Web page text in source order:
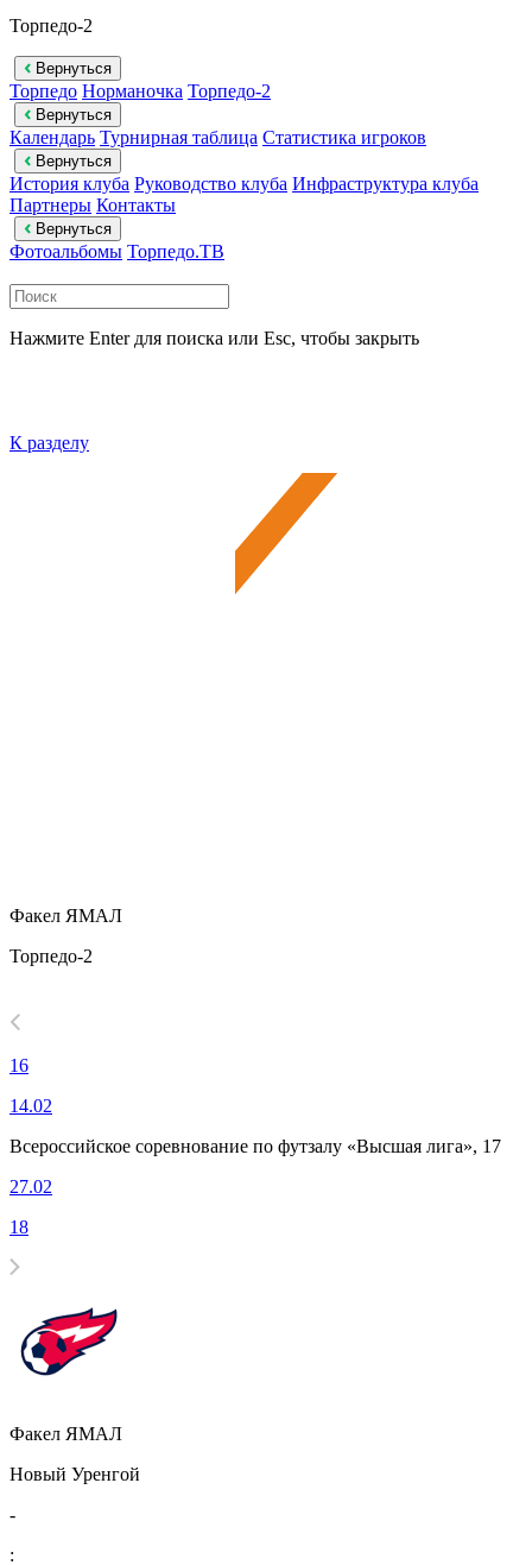
Торпедо-2
Вернуться
Торпедо Норманочка Торпедо-2
Вернуться
Календарь Турнирная таблица Статистика игроков
Вернуться
История клуба Руководство клуба Инфраструктура клуба
Партнеры Контакты
Вернуться
Фотоальбомы Торпедо.ТВ
Нажмите Enter для поиска или Esc, чтобы закрыть
К разделу
Факел ЯМАЛ
Торпедо-2
16
14.02
Всероссийское соревнование по футзалу «Высшая лига», 17
27.02
18
Факел ЯМАЛ
Новый Уренгой
-
: